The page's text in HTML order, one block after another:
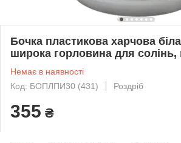
Бочка пластикова харчова
широка горловина для
Немає в наявності
Код: БОПЛПИ30 (431)
Роздріб
355 ₴